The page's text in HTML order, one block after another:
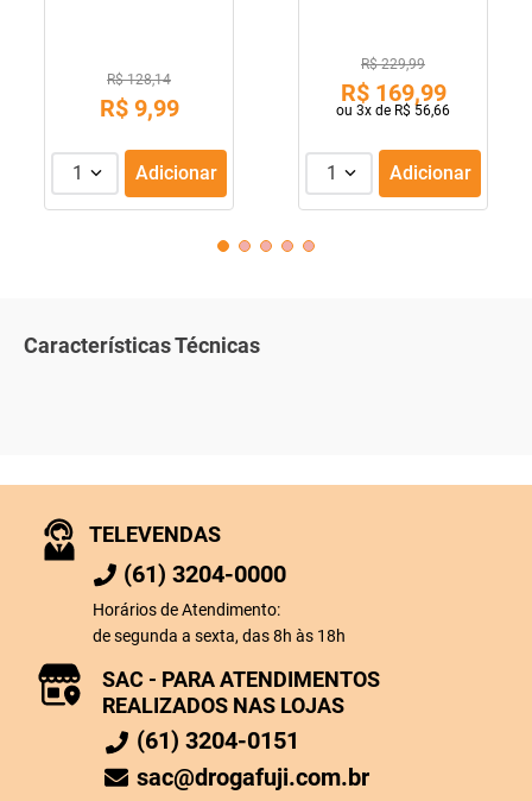
R$ 128,14
R$ 9,99
1 Adicionar
R$ 229,99
R$ 169,99
ou 3x de R$ 56,66
1 Adicionar
Características Técnicas
TELEVENDAS
(61) 3204-0000
Horários de Atendimento:
de segunda a sexta, das 8h às 18h
SAC - PARA ATENDIMENTOS
REALIZADOS NAS LOJAS
(61) 3204-0151
sac@drogafuji.com.br